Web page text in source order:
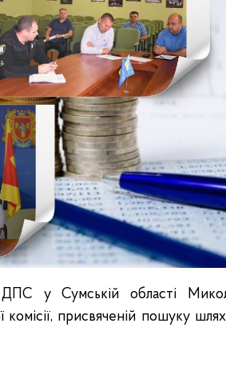
ДПС у Сумській області
присвяченій пошуку